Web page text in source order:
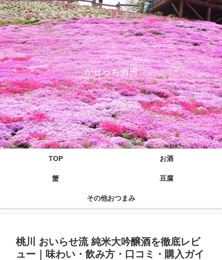
がせっち酒房
TOP お酒
蟹 豆腐
その他おつまみ
桃川 おいらせ流 純米大吟醸酒を徹底レビ
ュー｜味わい・飲み方・口コミ・購入ガイ